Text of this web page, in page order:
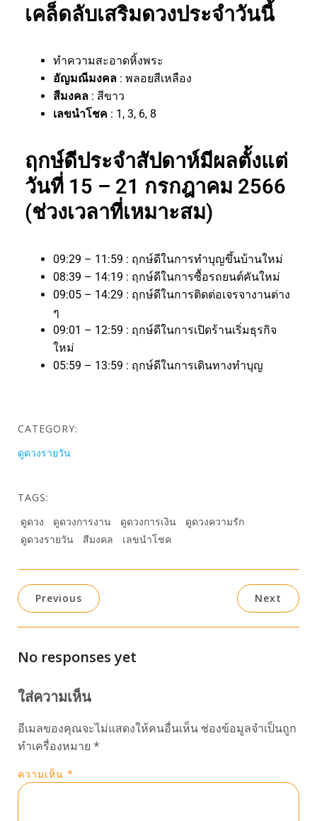
เคล็ดลับเสริมดวงประจำวันนี้
ทำความสะอาดหิ้งพระ
อัญมณีมงคล : พลอยสีเหลือง
สีมงคล : สีขาว
เลขนำโชค : 1, 3, 6, 8
ฤกษ์ดีประจำสัปดาห์มีผลตั้งแต่
วันที่ 15 – 21 กรกฎาคม 2566
(ช่วงเวลาที่เหมาะสม)
09:29 – 11:59 : ฤกษ์ดีในการทำบุญขึ้นบ้านใหม่
08:39 – 14:19 : ฤกษ์ดีในการซื้อรถยนต์คันใหม่
09:05 – 14:29 : ฤกษ์ดีในการติดต่อเจรจางานต่าง
ๆ
09:01 – 12:59 : ฤกษ์ดีในการเปิดร้านเริ่มธุรกิจ
ใหม่
05:59 – 13:59 : ฤกษ์ดีในการเดินทางทำบุญ
CATEGORY:
ดูดวงรายวัน
TAGS:
ดูดวง
ดูดวงการงาน ดูดวงการเงิน
ดูดวงความรัก
ดูดวงรายวัน
สีมงคล เลขนำโชค
Previous Next
No responses yet
ใส่ความเห็น
อีเมลของคุณจะไม่แสดงให้คนอื่นเห็น ช่องข้อมูลจำเป็นถูก
ทำเครื่องหมาย *
ความเห็น *